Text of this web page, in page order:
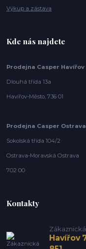
Výkup a zástava
Kde nás najdete
Prodejna Casper Havířov
Dlouhá třída 13a
Havířov-Město, 736 01
Prodejna Casper Ostrava
Sokolská třída 104/2
Ostrava-Moravská Ostrava
702 00
Kontakty
Havířov